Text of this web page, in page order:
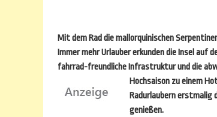
Mit dem Rad die mallorquinischen
Immer mehr Urlauber erkunden die Insel auf
fahrrad-freundliche Infrastruktur und die
Hochsaison zu einem
Radurlaubern erstmalig
genießen.